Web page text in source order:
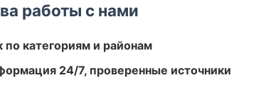
работы с нами
категориям и районам
24/7, проверенные источники